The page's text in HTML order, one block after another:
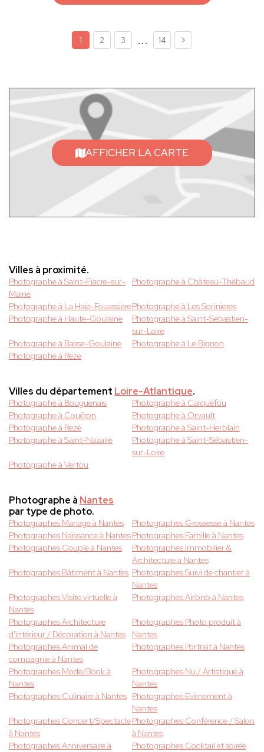
1 2 3 ... 14
AFFICHER LA CARTE
Villes à proximité.
Photographe à Saint-Fiacre-sur-
Maine
Photographe à Château-Thébaud
Photographe à La Haie-FouassierePhotographe à Les Sorinieres
Photographe à Haute-Goulaine
Photographe à Saint-Sebastien-
sur-Loire
Photographe à Basse-Goulaine
Photographe à Le Bignon
Photographe à Reze
Villes du département Loire-Atlantique.
Photographe à Bouguenais
Photographe à Carquefou
Photographe à Couëron
Photographe à Orvault
Photographe à Rezé
Photographe à Saint-Herblain
Photographe à Saint-Nazaire
Photographe à Saint-Sébastien-
sur-Loire
Photographe à Vertou
Photographe à Nantes
par type de photo.
Photographes Mariage à Nantes
Photographes Grossesse à Nantes
Photographes Naissance à NantesPhotographes Famille à Nantes
Photographes Couple à Nantes
Photographes Immobilier &
Architecture à Nantes
Photographes Bâtiment à Nantes Photographes Suivi de chantier à
Nantes
Photographes Visite virtuelle à
Nantes
Photographes Airbnb à Nantes
Photographes Architecture
d'intérieur / Décoration à Nantes
Photographes Photo produit à
Nantes
Photographes Animal de
compagnie à Nantes
Photographes Portrait à Nantes
Photographes Mode/Book à
Nantes
Photographes Nu / Artistique à
Nantes
Photographes Culinaire à Nantes Photographes Evènement à
Nantes
Photographes Concert/Spectacle
à Nantes
Photographes Conférence / Salon
à Nantes
Photographes Anniversaire à
Photographes Cocktail et soirée